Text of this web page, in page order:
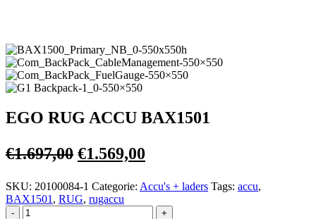
EGO RUG ACCU BAX1501
€1.697,00 €1.569,00
SKU: 20100084-1 Categorie: Accu's + laders Tags: accu,
BAX1501 , RUG, rugaccu
-
+